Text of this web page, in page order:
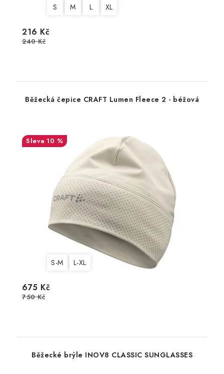
S M L XL
216 Kč
240 Kč
Běžecká čepice CRAFT Lumen Fleece 2 - béžová
10 %
S-M L-XL
675 Kč
750 Kč
Běžecké brýle INOV8 CLASSIC SUNGLASSES